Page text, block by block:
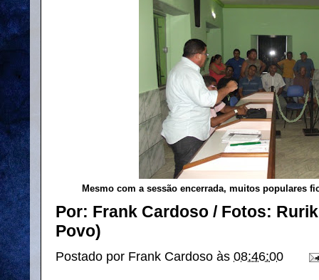
Mesmo com a sessão encerrada, muitos populares
Por: Frank Cardoso / Fotos:
Povo)
Postado por Frank Cardoso às 08:46:00